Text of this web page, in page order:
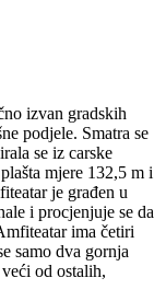
izvan gradskih
podjele. Smatra se
se iz carske
mjere 132,5 m i
je građen u
i procjenjuje se da
ima četiri
samo dva gornja
od ostalih,